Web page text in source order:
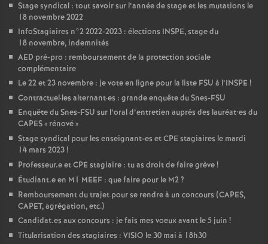
Stage syndical : tout savoir sur l’année de stage et les mutations le
18 novembre 2022
InfoStagiaires n°2 2022-2023 : élections INSPE, stage du
18 novembre, indemnités
AED pré-pro : remboursement de la protection sociale
complémentaire
Le 22 et 23 novembre : je vote en ligne pour la liste FSU à l’INSPE !
Contractuel·les alternant·es : grande enquête du Snes-FSU
Enquête du Snes-FSU sur l’oral d’entretien auprès des lauréat•es du
CAPES« rénové»
Stage syndical pour les enseignant-es etCPE stagiaires le mardi
14 mars 2023!
Professeur.e etCPE stagiaire : tu as droit de faire grève!
Étudiant.e en M1 MEEF : que faire pour le M2?
Remboursement du trajet pour se rendre à un concours (CAPES,
CAPET, agrégation, etc.)
Candidat.es aux concours : je fais mes voeux avant le 5 juin !
Titularisation des stagiaires : VISIO le 30 mai à 18h30